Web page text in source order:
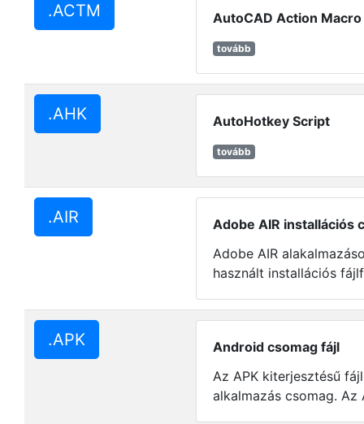
.ACTM AutoCAD Action Macro
tovább
.AHK AutoHotkey Script
tovább
.AIR
Adobe AIR installációs
Adobe AIR
használt installációs
.APK
Android csomag fájl
Az APK kiterjesztésű
alkalmazás csomag.